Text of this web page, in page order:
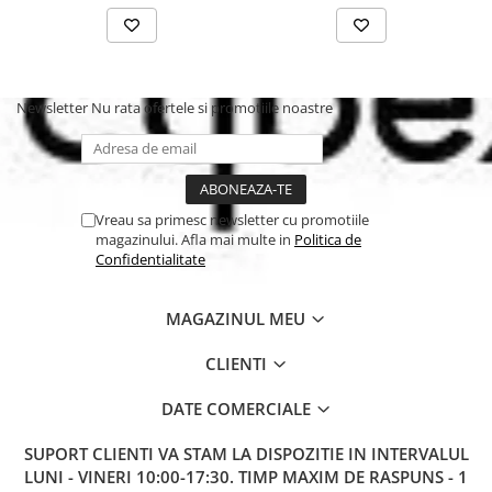
Accesorii: gentuta termoizolanta si salteluta de infasat.
Intretinere: curatati cu o carpa umeda.
infasat Beaba :
Dimensiuni: 27 x 17 x 39 cm.
Material exterior si interior 100% poliester .
Newsletter Nu rata ofertele si promotiile noastre
Vreau sa primesc newsletter cu promotiile
magazinului. Afla mai multe in Politica de
Confidentialitate
MAGAZINUL MEU
CLIENTI
DATE COMERCIALE
SUPORT CLIENTI VA STAM LA DISPOZITIE IN INTERVALUL
LUNI - VINERI 10:00-17:30. TIMP MAXIM DE RASPUNS - 1